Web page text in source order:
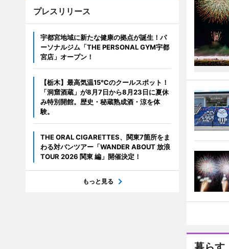
プレスリリース
宇都宮地域に新たな健康の拠点が誕生！パ
ーソナルジム「THE PERSONAL GYM宇都
宮店」オープン！
【栃木】最高気温15℃のクールスポット！
「洞窟酒蔵」が8月7日から8月23日に夏休
み特別開館。歴史・秘蔵熟成酒・涼を体
験。
THE ORAL CIGARETTES、関東7箇所をま
わる対バンツアー「WANDER ABOUT 放浪
TOUR 2026 関東 編」開催決定！
もっと見る